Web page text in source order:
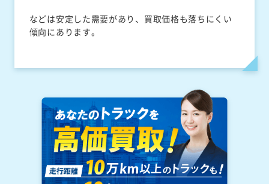
などは安定した需要があり、買取価格も落ちにくい
傾向にあります。